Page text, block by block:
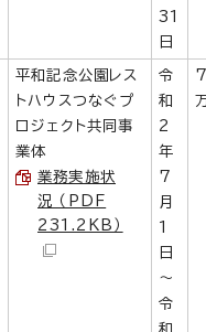
31
日
平和記念公園レス
トハウスつなぐプ
ロジェクト共同事
業体
業務実施状
況 （PDF
231.2KB）
令
和
2
年
7
月
1
日
～
令
和